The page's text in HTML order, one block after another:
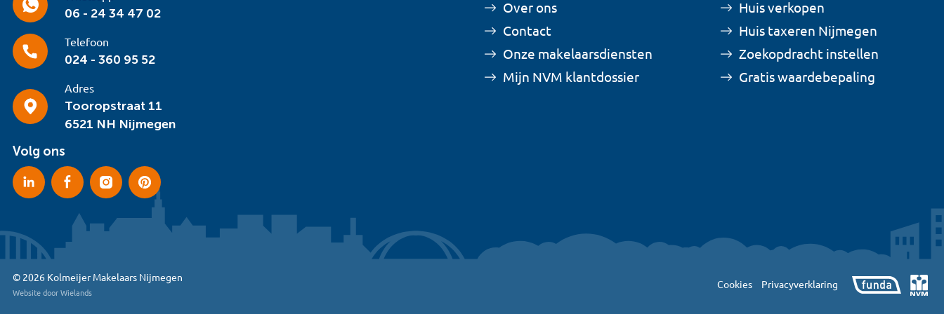
06 - 24 34 47 02
Telefoon
024 - 360 95 52
Adres
Tooropstraat 11
6521 NH Nijmegen
Volg ons
Over ons
Contact
Onze makelaarsdiensten
Mijn NVM klantdossier
Huis verkopen
Huis taxeren Nijmegen
Zoekopdracht instellen
Gratis waardebepaling
© 2026 Kolmeijer Makelaars Nijmegen
Website door Wielands
Cookies Privacyverklaring